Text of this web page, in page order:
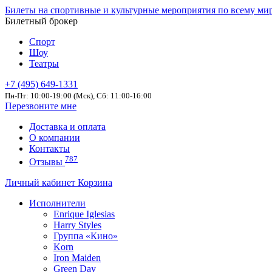
Билеты на спортивные и культурные мероприятия по всему
Билетный брокер
Спорт
Шоу
Театры
+7 (495) 649-1331
Пн-Пт: 10:00-19:00 (Мск), Сб: 11:00-16:00
Перезвоните мне
Доставка и оплата
О компании
Контакты
Отзывы 787
Личный кабинет Корзина
Исполнители
Enrique Iglesias
Harry Styles
Группа «Кино»
Korn
Iron Maiden
Green Day